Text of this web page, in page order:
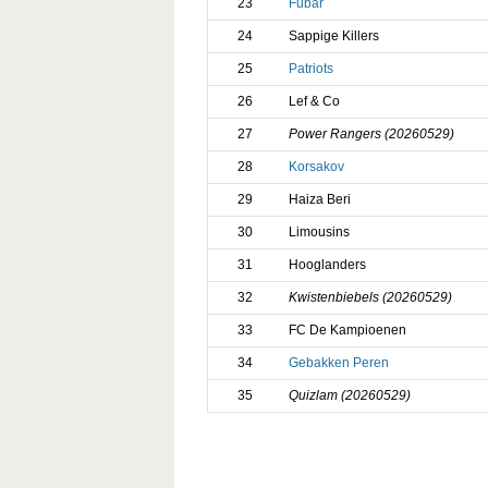
24 Sappige Killers
25 Patriots
26 Lef & Co
27 Power Rangers (20260529)
28 Korsakov
29 Haiza Beri
30 Limousins
31 Hooglanders
32 Kwistenbiebels (20260529)
33 FC De Kampioenen
34 Gebakken Peren
35 Quizlam (20260529)